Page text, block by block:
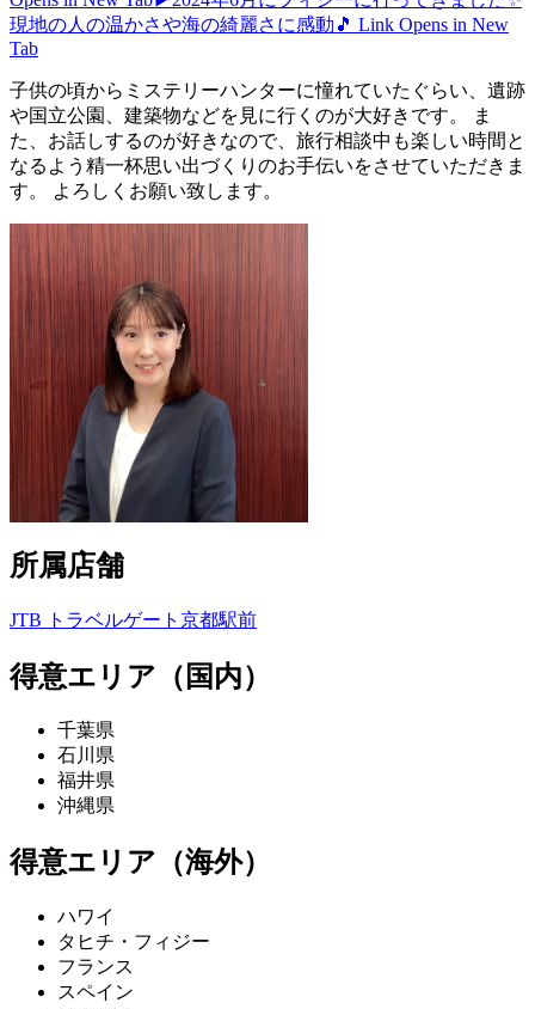
現地の人の温かさや海の綺麗さに感動🎵 Link Opens in New
Tab
子供の頃からミステリーハンターに憧れていたぐらい、遺跡
や国立公園、建築物などを見に行くのが大好きです。 ま
た、お話しするのが好きなので、旅行相談中も楽しい時間と
なるよう精一杯思い出づくりのお手伝いをさせていただきま
す。 よろしくお願い致します。
所属店舗
JTB トラベルゲート京都駅前
得意エリア（国内）
千葉県
石川県
福井県
沖縄県
得意エリア（海外）
ハワイ
タヒチ・フィジー
フランス
スペイン